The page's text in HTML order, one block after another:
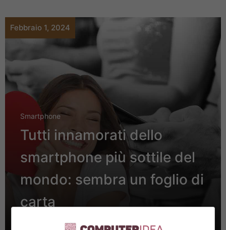
Febbraio 1, 2024
Smartphone
Tutti innamorati dello
smartphone più sottile del
mondo: sembra un foglio di
carta